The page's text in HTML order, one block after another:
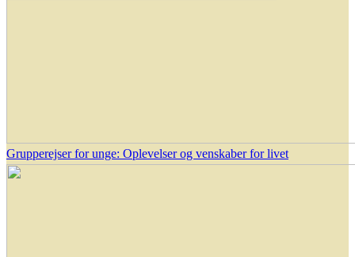
Grupperejser for unge: Oplevelser og venskaber for livet